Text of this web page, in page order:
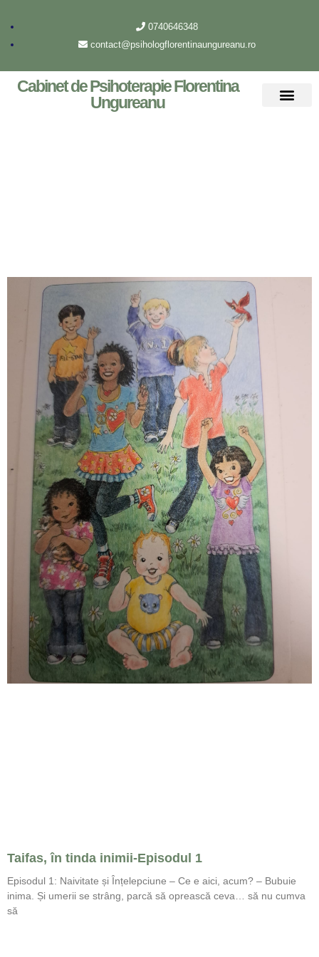
0740646348
contact@psihologflorentinaungureanu.ro
Cabinet de Psihoterapie Florentina
Ungureanu
Taifas, în tinda inimii-Episodul 1
Episodul 1: Naivitate și Înțelepciune – Ce e aici, acum? – Bubuie
inima. Și umerii se strâng, parcă să oprească ceva… să nu cumva
să